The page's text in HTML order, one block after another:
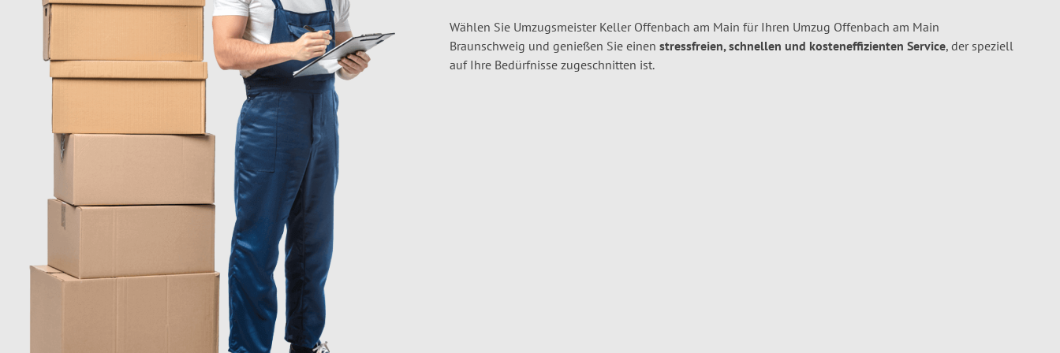
Wählen Sie Umzugsmeister Keller Offenbach am Main für Ihren Umzug Offenbach am Main
Braunschweig und genießen Sie einen stressfreien, schnellen und kosteneffizienten Service, der speziell
auf Ihre Bedürfnisse zugeschnitten ist.